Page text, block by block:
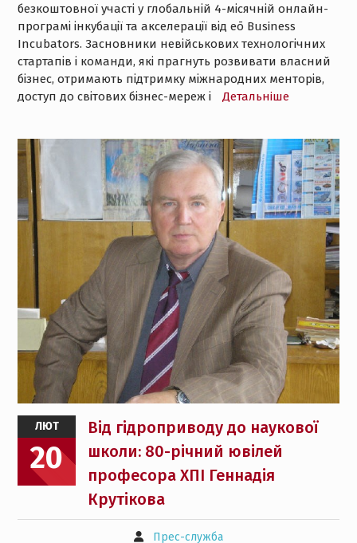
безкоштовної участі у глобальній 4-місячній онлайн-
програмі інкубації та акселерації від eō Business
Incubators. Засновники невійськових технологічних
стартапів і команди, які прагнуть розвивати власний
бізнес, отримають підтримку міжнародних менторів,
доступ до світових бізнес-мереж і
Детальнiше
ЛЮТ
20
Від гідроприводу до наукової
школи: 80-річний ювілей
професора ХПІ Геннадія
Крутікова
Прес-служба